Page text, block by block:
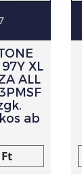
XL
ALL
ab